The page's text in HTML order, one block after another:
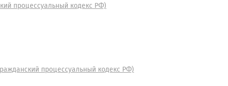
процессуальный кодекс РФ)
процессуальный кодекс РФ)